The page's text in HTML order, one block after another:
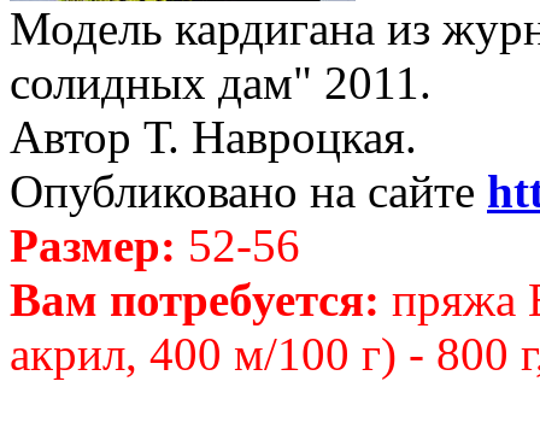
Модель кардигана из
солидных дам" 2011.
Автор Т. Навроцкая.
Опубликовано на сайте
Размер: 52-56
Вам потребуется: пряжа
акрил, 400 м/100 г) - 800